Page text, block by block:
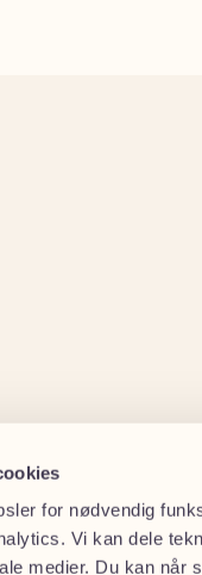
for nødvendig
Vi kan dele
medier. Du kan når